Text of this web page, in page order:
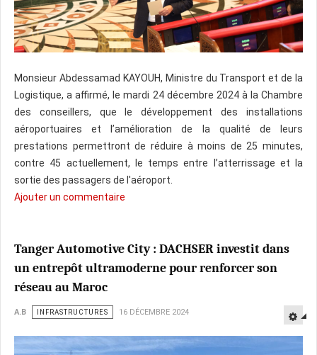
Monsieur Abdessamad KAYOUH, Ministre du Transport et de la
Logistique, a affirmé, le mardi 24 décembre 2024 à la Chambre
des conseillers, que le développement des installations
aéroportuaires et l’amélioration de la qualité de leurs
prestations permettront de réduire à moins de 25 minutes,
contre 45 actuellement, le temps entre l’atterrissage et la
sortie des passagers de l'aéroport.​
Ajouter un commentaire
Tanger Automotive City : DACHSER investit dans
un entrepôt ultramoderne pour renforcer son
réseau au Maroc
A.B INFRASTRUCTURES 16 DÉCEMBRE 2024